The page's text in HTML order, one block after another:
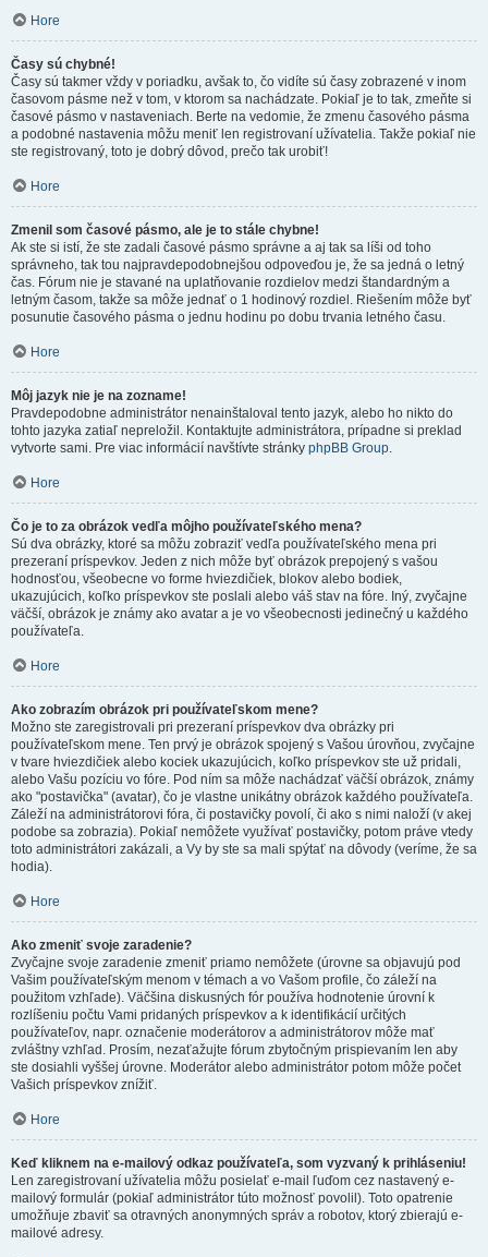
Hore
Časy sú chybné!
Časy sú takmer vždy v poriadku, avšak to, čo vidíte sú časy zobrazené v inom
časovom pásme než v tom, v ktorom sa nachádzate. Pokiaľ je to tak, zmeňte si
časové pásmo v nastaveniach. Berte na vedomie, že zmenu časového pásma
a podobné nastavenia môžu meniť len registrovaní užívatelia. Takže pokiaľ nie
ste registrovaný, toto je dobrý dôvod, prečo tak urobiť!
Hore
Zmenil som časové pásmo, ale je to stále chybne!
Ak ste si istí, že ste zadali časové pásmo správne a aj tak sa líši od toho
správneho, tak tou najpravdepodobnejšou odpoveďou je, že sa jedná o letný
čas. Fórum nie je stavané na uplatňovanie rozdielov medzi štandardným a
letným časom, takže sa môže jednať o 1 hodinový rozdiel. Riešením môže byť
posunutie časového pásma o jednu hodinu po dobu trvania letného času.
Hore
Môj jazyk nie je na zozname!
Pravdepodobne administrátor nenainštaloval tento jazyk, alebo ho nikto do
tohto jazyka zatiaľ nepreložil. Kontaktujte administrátora, prípadne si preklad
vytvorte sami. Pre viac informácií navštívte stránky phpBB Group.
Hore
Čo je to za obrázok vedľa môjho používateľského mena?
Sú dva obrázky, ktoré sa môžu zobraziť vedľa používateľského mena pri
prezeraní príspevkov. Jeden z nich môže byť obrázok prepojený s vašou
hodnosťou, všeobecne vo forme hviezdičiek, blokov alebo bodiek,
ukazujúcich, koľko príspevkov ste poslali alebo váš stav na fóre. Iný, zvyčajne
väčší, obrázok je známy ako avatar a je vo všeobecnosti jedinečný u každého
používateľa.
Hore
Ako zobrazím obrázok pri používateľskom mene?
Možno ste zaregistrovali pri prezeraní príspevkov dva obrázky pri
používateľskom mene. Ten prvý je obrázok spojený s Vašou úrovňou, zvyčajne
v tvare hviezdičiek alebo kociek ukazujúcich, koľko príspevkov ste už pridali,
alebo Vašu pozíciu vo fóre. Pod ním sa môže nachádzať väčší obrázok, známy
ako "postavička" (avatar), čo je vlastne unikátny obrázok každého používateľa.
Záleží na administrátorovi fóra, či postavičky povolí, či ako s nimi naloží (v akej
podobe sa zobrazia). Pokiaľ nemôžete využívať postavičky, potom práve vtedy
toto administrátori zakázali, a Vy by ste sa mali spýtať na dôvody (veríme, že sa
hodia).
Hore
Ako zmeniť svoje zaradenie?
Zvyčajne svoje zaradenie zmeniť priamo nemôžete (úrovne sa objavujú pod
Vašim používateľským menom v témach a vo Vašom profile, čo záleží na
použitom vzhľade). Väčšina diskusných fór používa hodnotenie úrovní k
rozlíšeniu počtu Vami pridaných príspevkov a k identifikácií určitých
používateľov, napr. označenie moderátorov a administrátorov môže mať
zvláštny vzhľad. Prosím, nezaťažujte fórum zbytočným prispievaním len aby
ste dosiahli vyššej úrovne. Moderátor alebo administrátor potom môže počet
Vašich príspevkov znížiť.
Hore
Keď kliknem na e-mailový odkaz používateľa, som vyzvaný k prihláseniu!
Len zaregistrovaní užívatelia môžu posielať e-mail ľuďom cez nastavený e-
mailový formulár (pokiaľ administrátor túto možnosť povolil). Toto opatrenie
umožňuje zbaviť sa otravných anonymných správ a robotov, ktorý zbierajú e-
mailové adresy.